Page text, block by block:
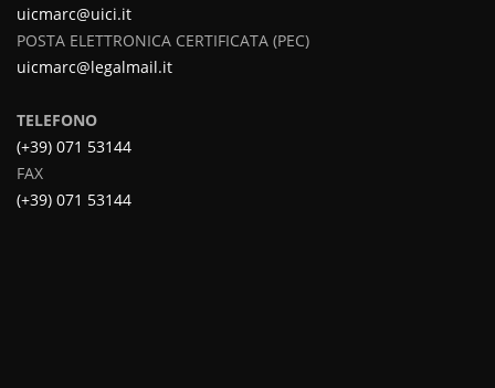
uicmarc@uici.it
POSTA ELETTRONICA CERTIFICATA (PEC)
uicmarc@legalmail.it
TELEFONO
(+39) 071 53144
FAX
(+39) 071 53144